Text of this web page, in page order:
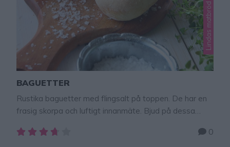
Lindas matbröd
BAGUETTER
Rustika baguetter med flingsalt på toppen. De har en
frasig skorpa och luftigt innanmäte. Bjud på dessa
med på picknick. Tips! Degen kan stå och jäsa i kylen
0